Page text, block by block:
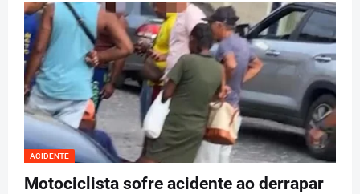
ACIDENTE
Motociclista sofre acidente ao derrapar